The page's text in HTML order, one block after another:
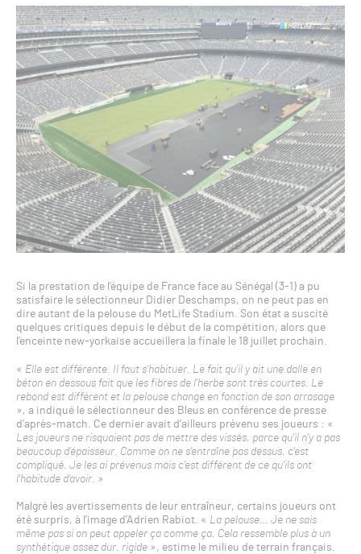
Si la prestation de l’équipe de France face au Sénégal (3-1) a pu
satisfaire le sélectionneur Didier Deschamps, on ne peut pas en
dire autant de la pelouse du MetLife Stadium. Son état a suscité
quelques critiques depuis le début de la compétition, alors que
l’enceinte new-yorkaise accueillera la finale le 18 juillet prochain.
« Elle est différente. Il faut s’habituer. Le fait qu’il y ait une dalle en
béton en dessous fait que les fibres de l’herbe sont très courtes. Le
rebond est différent et la pelouse change en fonction de son arrosage
», a indiqué le sélectionneur des Bleus en conférence de presse
d’après-match. Ce dernier avait d’ailleurs prévenu ses joueurs : «
Les joueurs ne risquaient pas de mettre des vissés, parce qu’il n’y a pas
beaucoup d’épaisseur. Comme on ne s’entraîne pas dessus, c’est
compliqué. Je les ai prévenus mais c’est différent de ce qu’ils ont
l’habitude d’avoir. »
Malgré les avertissements de leur entraîneur, certains joueurs ont
été surpris, à l’image d’Adrien Rabiot. « La pelouse… Je ne sais
même pas si on peut appeler ça comme ça. Cela ressemble plus à un
synthétique assez dur, rigide», estime le milieu de terrain français.